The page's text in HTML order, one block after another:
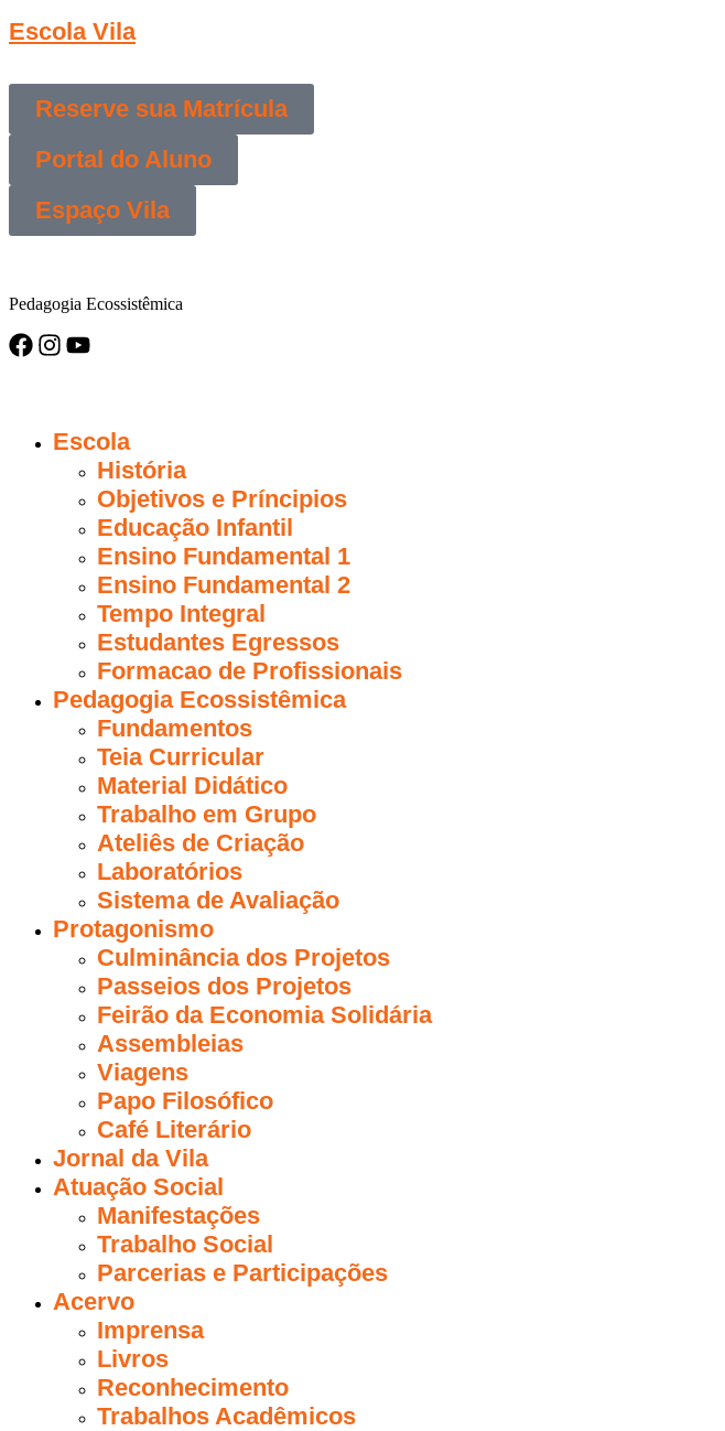
Escola Vila
Reserve sua Matrícula
Portal do Aluno
Espaço Vila
Pedagogia Ecossistêmica
Escola
História
Objetivos e Príncipios
Educação Infantil
Ensino Fundamental 1
Ensino Fundamental 2
Tempo Integral
Estudantes Egressos
Formacao de Profissionais
Pedagogia Ecossistêmica
Fundamentos
Teia Curricular
Material Didático
Trabalho em Grupo
Ateliês de Criação
Laboratórios
Sistema de Avaliação
Protagonismo
Culminância dos Projetos
Passeios dos Projetos
Feirão da Economia Solidária
Assembleias
Viagens
Papo Filosófico
Café Literário
Jornal da Vila
Atuação Social
Manifestações
Trabalho Social
Parcerias e Participações
Acervo
Imprensa
Livros
Reconhecimento
Trabalhos Acadêmicos